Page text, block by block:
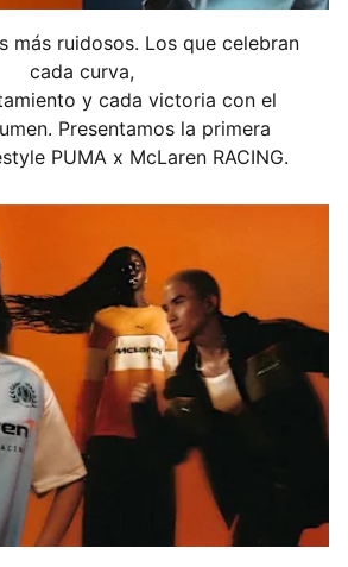
más ruidosos. Los que celebran
cada curva,
y cada victoria con el
Presentamos la primera
PUMA x McLaren RACING.